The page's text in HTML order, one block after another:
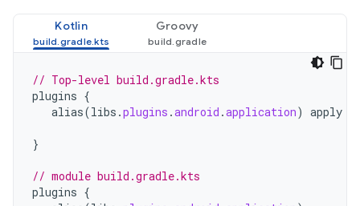
Kotlin Groovy
// Top-level build.gradle.kts
plugins {
alias(libs .plugins .android .application) apply
}
// module build.gradle.kts
plugins {